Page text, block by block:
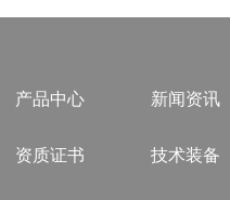
产品中心 新闻资讯
资质证书 技术装备